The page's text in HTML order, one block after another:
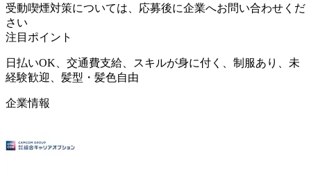
受動喫煙対策については、応募後に企業へお問い合わせくだ
さい
注目ポイント
日払いOK、交通費支給、スキルが身に付く、制服あり、未
経験歓迎、髪型・髪色自由
企業情報